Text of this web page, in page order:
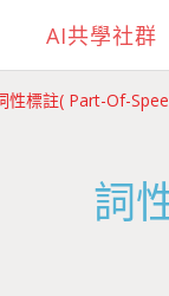
AI共學社群
性標註( Part-Of-
詞